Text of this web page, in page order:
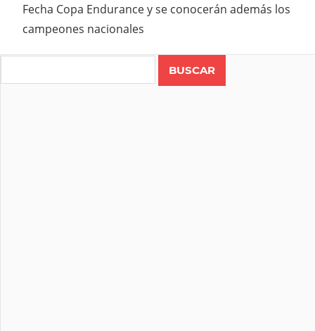
Fecha Copa Endurance y se conocerán además los
campeones nacionales